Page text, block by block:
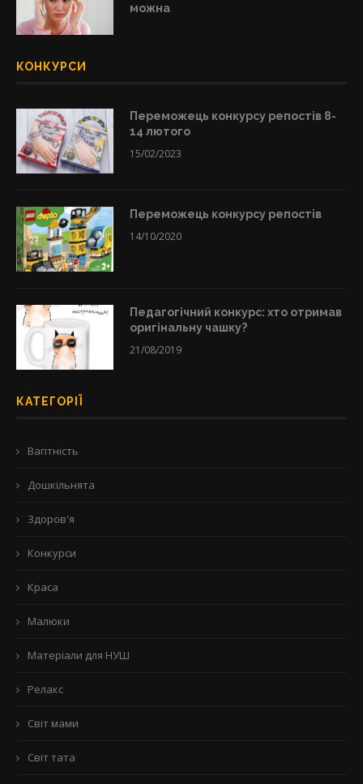
можна
КОНКУРСИ
Переможець конкурсу репостів 8-
14 лютого
15/02/2023
Переможець конкурсу репостів
14/10/2020
Педагогічний конкурс: хто отримав
оригінальну чашку?
21/08/2019
КАТЕГОРІЇ
Вагітність
Дошкільнята
Здоров'я
Конкурси
Краса
Малюки
Матеріали для НУШ
Релакс
Світ мами
Світ тата